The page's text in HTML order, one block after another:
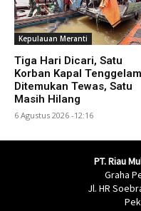
Kepulauan Meranti
Tiga Hari Dicari, Satu
Korban Kapal Tenggelam
Ditemukan Tewas, Satu
Masih Hilang
6 Agustus 2026 -12:16
PT. Riau
Graha
Jl. HR